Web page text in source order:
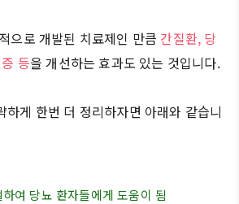
으로 개발된 치료제인 만큼 간질환, 당
등을 개선하는 효과도 있는 것입니다.
하게 한번 더 정리하자면 아래와 같습니
여 당뇨 환자들에게 도움이 됨